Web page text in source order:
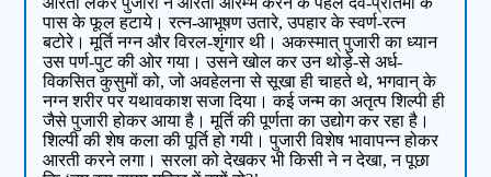
पास के फूल हटाये। रत्न-आभूषण उतारे, उपहार के स्वर्ण-रत्न
बटोरे। मूर्ति नग्न और विरल-शृंगार थी। अकस्मात् पुजारी का ध्यान
उस पर्ण-पुट की ओर गया। उसने खोल कर उन थोड़े-से अर्ध-
विकसित कुसुमों को, जो अवहेलना से सूखा ही चाहते थे, भगवान् के
नग्न शरीर पर यथावकाश सजा दिया। कई जन्म का अतृत्प शिल्पी ही
जैसे पुजारी होकर आया है। मूर्ति की पूर्णता का उद्योग कर रहा है।
शिल्पी की शेष कला की पूर्ति हो गयी। पुजारी विशेष भावापन्न होकर
आरती करने लगा। सरला को देखकर भी किसी ने न देखा, न पूछा